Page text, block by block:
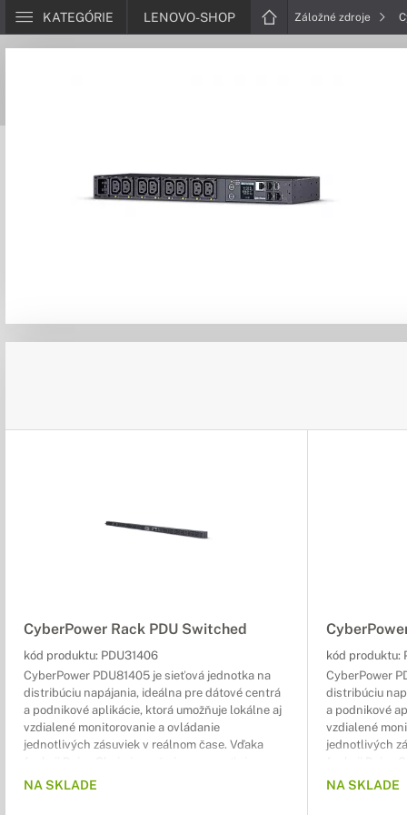
KATEGÓRIE LENOVO-SHOP Záložné zdroje
CyberPower Rack PDU Switched
kód produktu: PDU31406
CyberPower PDU81405 je sieťová jednotka na
distribúciu napájania, ideálna pre dátové centrá
a podnikové aplikácie, ktorá umožňuje lokálne aj
vzdialené monitorovanie a ovládanie
jednotlivých zásuviek v reálnom čase. Vďaka
jednotiek PDU pod jednou IP adresou, čo
NA SKLADE
kód produktu:
CyberPower
distribúciu
a podnikové
vzdialené
jednotlivých
jednotiek PDU
NA SKLADE